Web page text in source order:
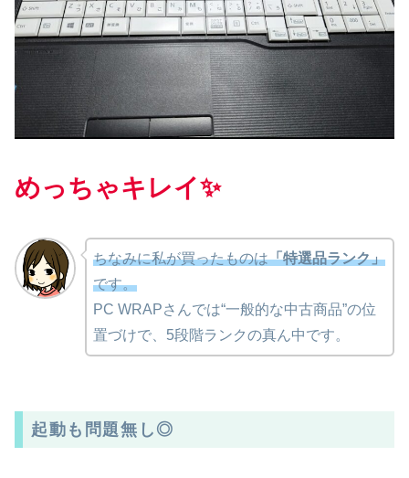
めっちゃキレイ✨
ちなみに私が買ったものは「特選品ランク」
です。
PC WRAPさんでは“一般的な中古商品”の位
置づけで、5段階ランクの真ん中です。
起動も問題無し◎